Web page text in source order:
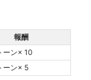
報酬
ーン× 10
ーン× 5